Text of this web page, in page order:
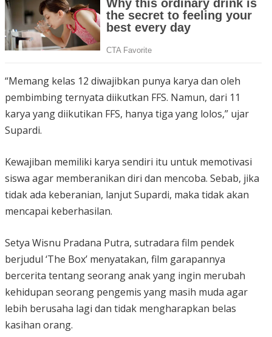
“Memang kelas 12 diwajibkan punya karya dan oleh
pembimbing ternyata diikutkan FFS. Namun, dari 11
karya yang diikutikan FFS, hanya tiga yang lolos,” ujar
Supardi.
Kewajiban memiliki karya sendiri itu untuk memotivasi
siswa agar memberanikan diri dan mencoba. Sebab, jika
tidak ada keberanian, lanjut Supardi, maka tidak akan
mencapai keberhasilan.
Setya Wisnu Pradana Putra, sutradara film pendek
berjudul ‘The Box’ menyatakan, film garapannya
bercerita tentang seorang anak yang ingin merubah
kehidupan seorang pengemis yang masih muda agar
lebih berusaha lagi dan tidak mengharapkan belas
kasihan orang.